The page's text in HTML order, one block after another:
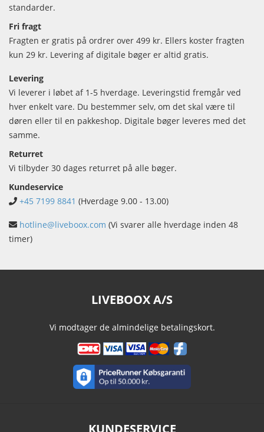
standarder.
Fri fragt
Fragten er gratis på ordrer over 499 kr. Ellers koster fragten
kun 29 kr. Levering af digitale bøger er altid gratis.
Levering
Vi leverer i løbet af 1-5 hverdage. Leveringstid fremgår ved
hver enkelt vare. Du bestemmer selv, om det skal være til
døren eller til en pakkeshop. Digitale bøger leveres med det
samme.
Returret
Vi tilbyder 30 dages returret på alle bøger.
Kundeservice
+45 7199 8841 (Hverdage 9.00 - 13.00)
hotline@liveboox.com (Vi svarer alle hverdage inden 48
timer)
LIVEBOOX A/S
Vi modtager de almindelige betalingskort.
KUNDESERVICE